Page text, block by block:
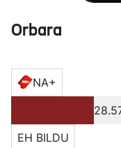
Orbara
NA+
EH BILDU